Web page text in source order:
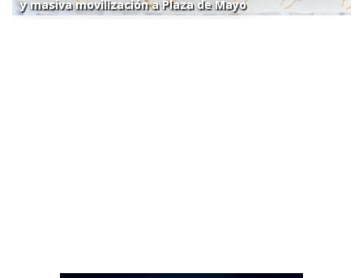
y masiva movilización a Plaza de Mayo